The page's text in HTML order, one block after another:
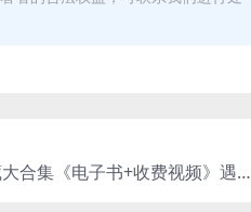
合集《电子书+收费视频》遇